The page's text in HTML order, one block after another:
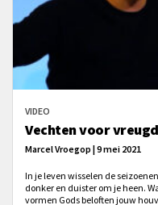
VIDEO
Vechten voor
Marcel Vroegop | 9 mei 2021
In je leven wisselen de
donker en duister om je heen.
vormen Gods beloften jouw